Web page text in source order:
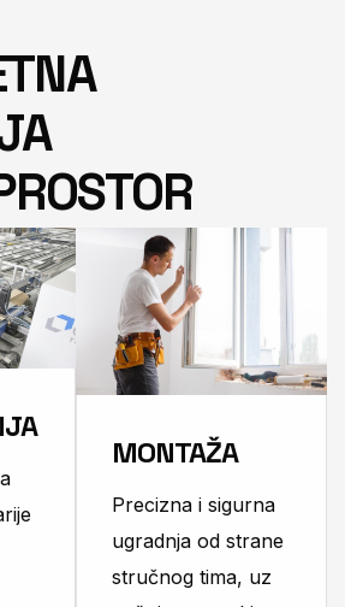
MONTAŽA
Precizna i sigurna
ugradnja od strane
stručnog tima, uz